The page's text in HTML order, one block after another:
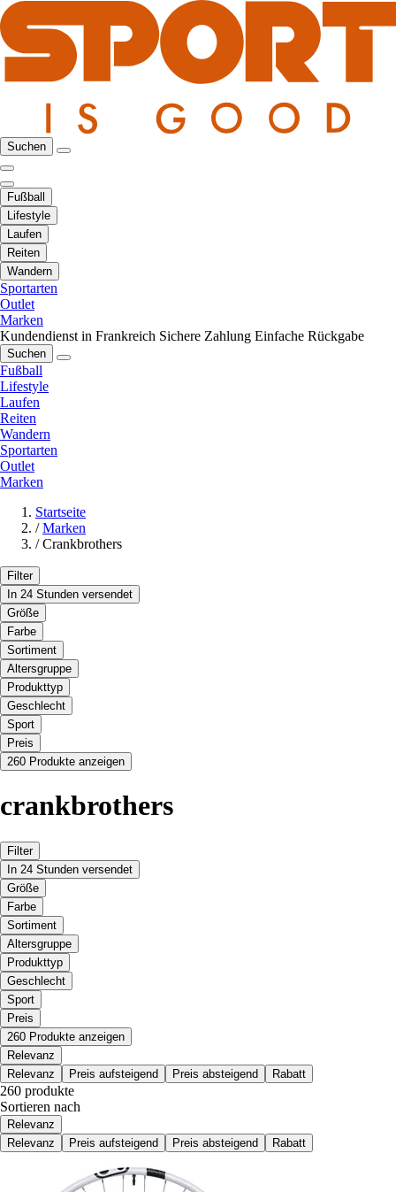
Suchen
Fußball
Lifestyle
Laufen
Reiten
Wandern
Sportarten
Outlet
Marken
Kundendienst in Frankreich Sichere Zahlung Einfache Rückgabe
Suchen
Fußball
Lifestyle
Laufen
Reiten
Wandern
Sportarten
Outlet
Marken
Startseite
/ Marken
/ Crankbrothers
Filter
In 24 Stunden versendet
Größe
Farbe
Sortiment
Altersgruppe
Produkttyp
Geschlecht
Sport
Preis
260 Produkte anzeigen
crankbrothers
Filter
In 24 Stunden versendet
Größe
Farbe
Sortiment
Altersgruppe
Produkttyp
Geschlecht
Sport
Preis
260 Produkte anzeigen
Relevanz
Relevanz
Preis aufsteigend Preis absteigend Rabatt
260 produkte
Sortieren nach
Relevanz
Relevanz
Preis aufsteigend Preis absteigend Rabatt